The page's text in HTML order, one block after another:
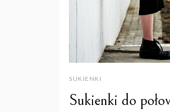
SUKIENKI
Sukienki do